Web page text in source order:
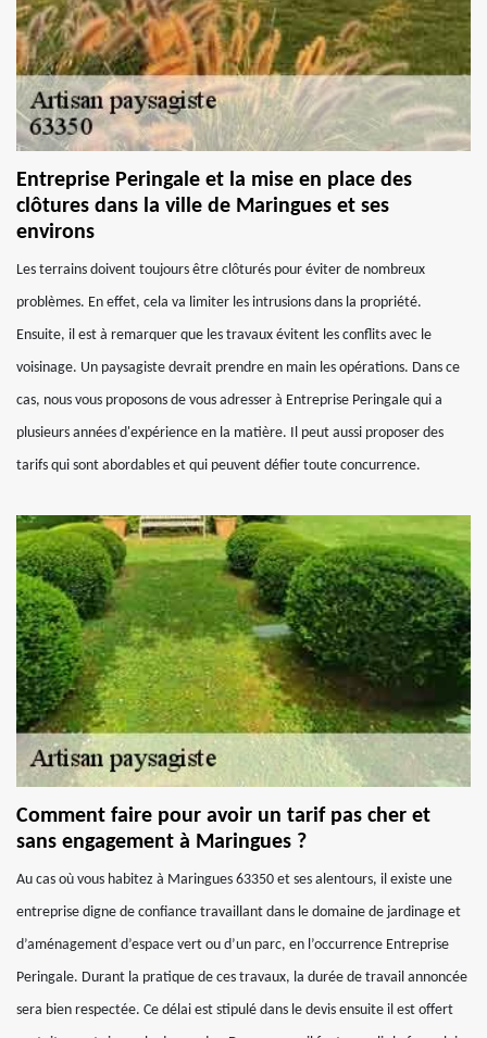
Entreprise Peringale et la mise en place des
clôtures dans la ville de Maringues et ses
environs
Les terrains doivent toujours être clôturés pour éviter de nombreux
problèmes. En effet, cela va limiter les intrusions dans la propriété.
Ensuite, il est à remarquer que les travaux évitent les conflits avec le
voisinage. Un paysagiste devrait prendre en main les opérations. Dans ce
cas, nous vous proposons de vous adresser à Entreprise Peringale qui a
plusieurs années d'expérience en la matière. Il peut aussi proposer des
tarifs qui sont abordables et qui peuvent défier toute concurrence.
Comment faire pour avoir un tarif pas cher et
sans engagement à Maringues ?
Au cas où vous habitez à Maringues 63350 et ses alentours, il existe une
entreprise digne de confiance travaillant dans le domaine de jardinage et
d’aménagement d’espace vert ou d’un parc, en l’occurrence Entreprise
Peringale. Durant la pratique de ces travaux, la durée de travail annoncée
sera bien respectée. Ce délai est stipulé dans le devis ensuite il est offert